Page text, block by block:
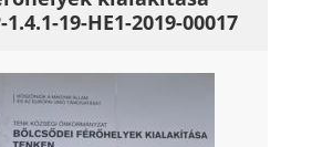
19-HE1-2019-00017